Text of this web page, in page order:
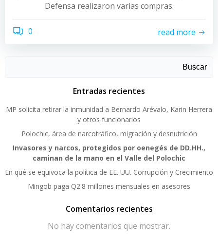
Defensa realizaron varias compras.
0 read more
Buscar
Entradas recientes
MP solicita retirar la inmunidad a Bernardo Arévalo, Karin Herrera
y otros funcionarios
Polochic, área de narcotráfico, migración y desnutrición
Invasores y narcos, protegidos por oenegés de DD.HH.,
caminan de la mano en el Valle del Polochic
En qué se equivoca la política de EE. UU. Corrupción y Crecimiento
Mingob paga Q2.8 millones mensuales en asesores
Comentarios recientes
No hay comentarios que mostrar.